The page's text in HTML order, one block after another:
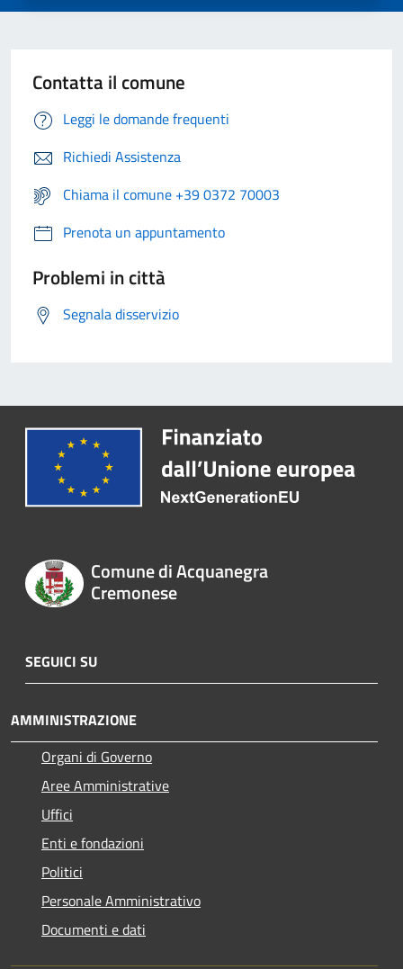
Contatta il comune
Leggi le domande frequenti
Richiedi Assistenza
Chiama il comune +39 0372 70003
Prenota un appuntamento
Problemi in città
Segnala disservizio
Comune di Acquanegra
Cremonese
SEGUICI SU
AMMINISTRAZIONE
Organi di Governo
Aree Amministrative
Uffici
Enti e fondazioni
Politici
Personale Amministrativo
Documenti e dati